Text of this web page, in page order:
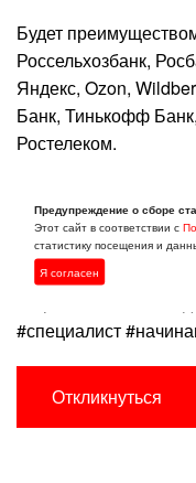
Будет
Россельхозбанк,
Яндекс, Ozon,
Банк, Тинькофф
Ростелеком.
#администратор
#консультирование
#специалист
Откликнуться
Предупреждение о сборе
Этот сайт в соответствии с
статистику посещения и
Я согласен